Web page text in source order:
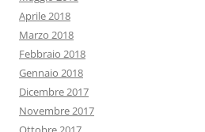
Aprile 2018
Marzo 2018
Febbraio 2018
Gennaio 2018
Dicembre 2017
Novembre 2017